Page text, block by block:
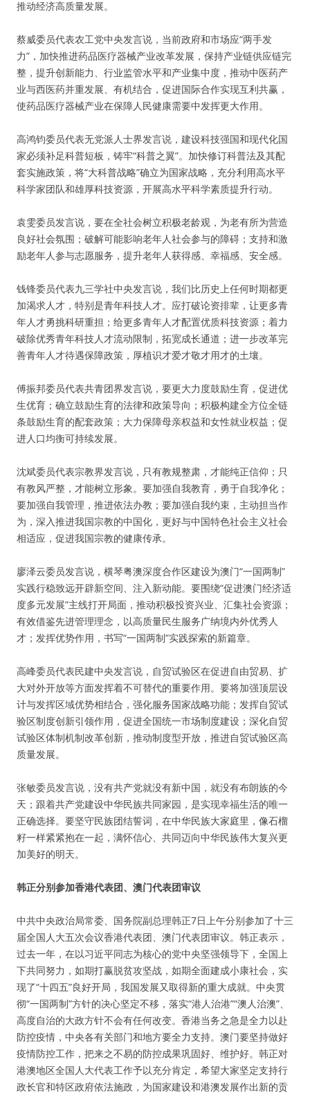
推动经济高质量发展。
蔡威委员代表农工党中央发言说，当前政府和市场应“两手发
力”，加快推进药品医疗器械产业改革发展，保持产业链供应链完
整，提升创新能力、行业监管水平和产业集中度，推动中医药产
业与西医药并重发展、有机结合，促进国际合作实现互利共赢，
使药品医疗器械产业在保障人民健康需要中发挥更大作用。
高鸿钧委员代表无党派人士界发言说，建设科技强国和现代化国
家必须补足科普短板，铸牢“科普之翼”。加快修订科普法及其配
套实施政策，将“大科普战略”确立为国家战略，充分利用高水平
科学家团队和雄厚科技资源，开展高水平科学素质提升行动。
袁雯委员发言说，要在全社会树立积极老龄观，为老有所为营造
良好社会氛围；破解可能影响老年人社会参与的障碍；支持和激
励老年人参与志愿服务，提升老年人获得感、幸福感、安全感。
钱锋委员代表九三学社中央发言说，我们比历史上任何时期都更
加渴求人才，特别是青年科技人才。应打破论资排辈，让更多青
年人才勇挑科研重担；给更多青年人才配置优质科技资源；着力
破除优秀青年科技人才流动限制，拓宽成长通道；进一步改革完
善青年人才待遇保障政策，厚植识才爱才敬才用才的土壤。
傅振邦委员代表共青团界发言说，要更大力度鼓励生育，促进优
生优育；确立鼓励生育的法律和政策导向；积极构建全方位全链
条鼓励生育的配套政策；大力保障母亲权益和女性就业权益；促
进人口均衡可持续发展。
沈斌委员代表宗教界发言说，只有教规整肃，才能纯正信仰；只
有教风严整，才能树立形象。要加强自我教育，勇于自我净化；
要加强自我管理，推进依法办教；要加强自我约束，主动担当作
为，深入推进我国宗教的中国化，更好与中国特色社会主义社会
相适应，促进我国宗教的健康传承。
廖泽云委员发言说，横琴粤澳深度合作区建设为澳门“一国两制”
实践行稳致远开辟新空间、注入新动能。要围绕“促进澳门经济适
度多元发展”主线打开局面，推动积极投资兴业、汇集社会资源；
有效借鉴先进管理理念，以高质量民生服务广纳境内外优秀人
才；发挥优势作用，书写“一国两制”实践探索的新篇章。
高峰委员代表民建中央发言说，自贸试验区在促进自由贸易、扩
大对外开放等方面发挥着不可替代的重要作用。要将加强顶层设
计与发挥区域优势相结合，强化服务国家战略功能；发挥自贸试
验区制度创新引领作用，促进全国统一市场制度建设；深化自贸
试验区体制机制改革创新，推动制度型开放，推进自贸试验区高
质量发展。
张敏委员发言说，没有共产党就没有新中国，就没有布朗族的今
天；跟着共产党建设中华民族共同家园，是实现幸福生活的唯一
正确选择。要坚守民族团结誓词，在中华民族大家庭里，像石榴
籽一样紧紧抱在一起，满怀信心、共同迈向中华民族伟大复兴更
加美好的明天。
韩正分别参加香港代表团、澳门代表团审议
中共中央政治局常委、国务院副总理韩正7日上午分别参加了十三
届全国人大五次会议香港代表团、澳门代表团审议。韩正表示，
过去一年，在以习近平同志为核心的党中央坚强领导下，全国上
下共同努力，如期打赢脱贫攻坚战，如期全面建成小康社会，实
现了“十四五”良好开局，我国发展又取得新的重大成就。中央贯
彻“一国两制”方针的决心坚定不移，落实“港人治港”“澳人治澳”、
高度自治的大政方针不会有任何改变。香港当务之急是全力以赴
防控疫情，中央各有关部门和地方要全力支持。澳门要坚持做好
疫情防控工作，把来之不易的防控成果巩固好、维护好。韩正对
港澳地区全国人大代表工作予以充分肯定，希望大家坚定支持行
政长官和特区政府依法施政，为国家建设和港澳发展作出新的贡